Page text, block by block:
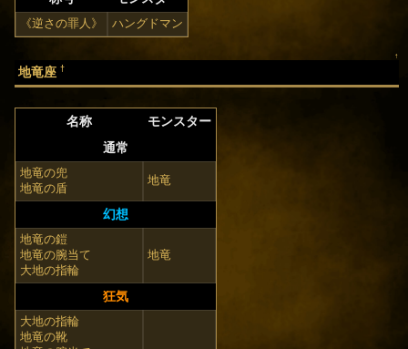
《逆さの罪人》 ハングドマン
↑
地竜座 †
名称
モンスター
通常
地竜の兜
地竜の盾
地竜
幻想
地竜の鎧
地竜の腕当て
大地の指輪
地竜
狂気
大地の指輪
地竜の靴